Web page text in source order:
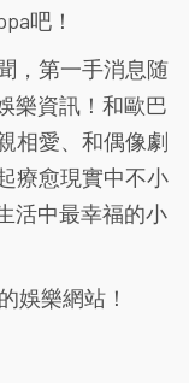
吧！
，第一手消息随
樂資訊！和歐巴
相愛、和偶像劇
療愈現實中不小
活中最幸福的小
娛樂網站！